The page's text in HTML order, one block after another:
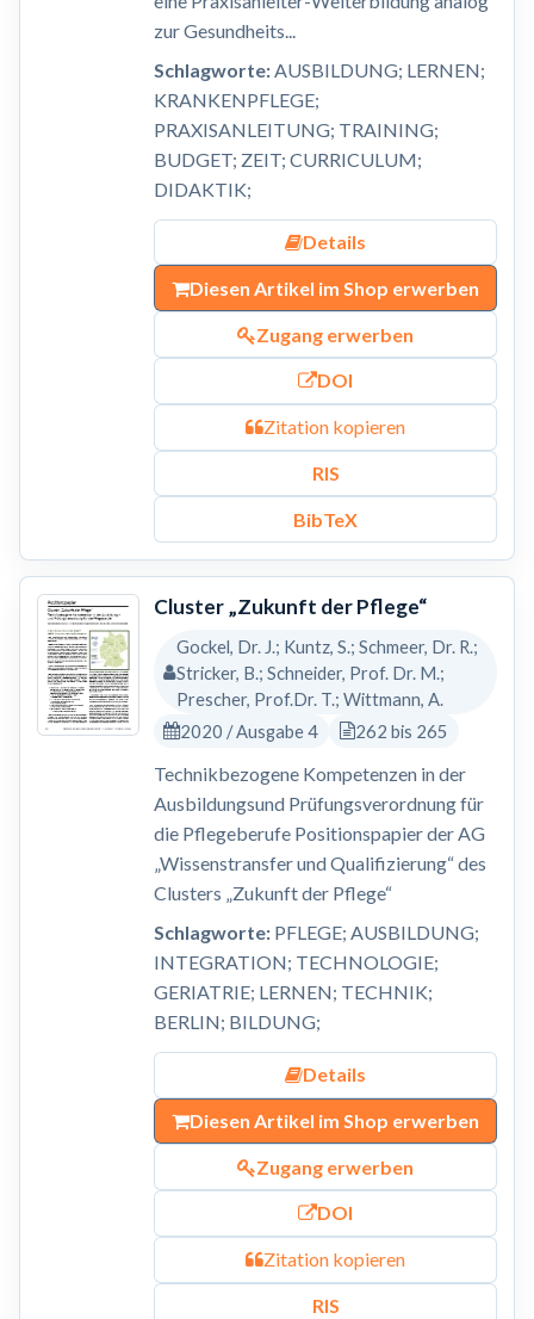
zur Gesundheits...
Schlagworte:AUSBILDUNG; LERNEN;
KRANKENPFLEGE;
PRAXISANLEITUNG; TRAINING;
BUDGET; ZEIT; CURRICULUM;
DIDAKTIK;
Details
Diesen Artikel im Shop erwerben
Zugang erwerben
DOI
Zitation kopieren
RIS
BibTeX
Cluster „Zukunft der Pflege“
Gockel, Dr. J.; Kuntz, S.; Schmeer, Dr. R.;
Stricker, B.; Schneider, Prof. Dr. M.;
Prescher, Prof.Dr. T.; Wittmann, A.
2020 / Ausgabe 4
262 bis 265
Technikbezogene Kompetenzen in der
Ausbildungsund Prüfungsverordnung für
die Pflegeberufe Positionspapier der AG
„Wissenstransfer und Qualifizierung“ des
Clusters „Zukunft der Pflege“
Schlagworte:PFLEGE; AUSBILDUNG;
INTEGRATION; TECHNOLOGIE;
GERIATRIE; LERNEN; TECHNIK;
BERLIN; BILDUNG;
Details
Diesen Artikel im Shop erwerben
Zugang erwerben
DOI
Zitation kopieren
RIS